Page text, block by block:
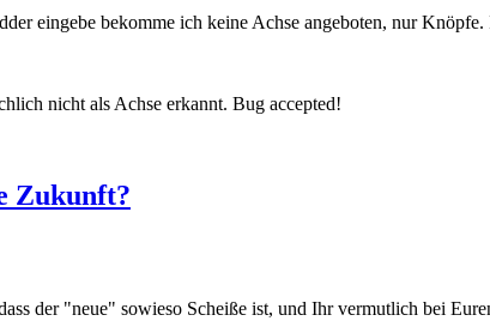
eingebe bekomme ich keine Achse angeboten, nur
nicht als Achse erkannt. Bug accepted!
Zukunft?
der "neue" sowieso Scheiße ist, und Ihr vermutlich bei